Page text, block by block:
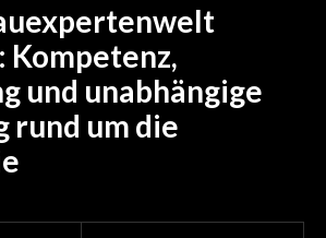
Kompetenz,
und unabhängige
rund um die